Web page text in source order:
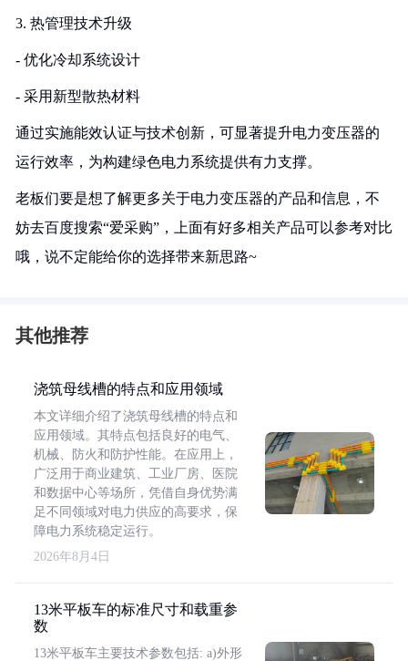
3. 热管理技术升级
- 优化冷却系统设计
- 采用新型散热材料
通过实施能效认证与技术创新，可显著提升电力变压器的
运行效率，为构建绿色电力系统提供有力支撑。
老板们要是想了解更多关于电力变压器的产品和信息，不
妨去百度搜索“爱采购”，上面有好多相关产品可以参考对比
哦，说不定能给你的选择带来新思路~
其他推荐
浇筑母线槽的特点和应用领域
本文详细介绍了浇筑母线槽的特点和
应用领域。其特点包括良好的电气、
机械、防火和防护性能。在应用上，
广泛用于商业建筑、工业厂房、医院
和数据中心等场所，凭借自身优势满
足不同领域对电力供应的高要求，保
障电力系统稳定运行。
2026年8月4日
13米平板车的标准尺寸和载重参
数
13米平板车主要技术参数包括: a)外形